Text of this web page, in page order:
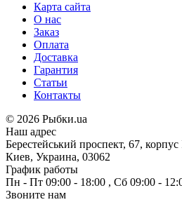
Карта сайта
О нас
Заказ
Оплата
Доставка
Гарантия
Статьи
Контакты
© 2026 Рыбки.ua
Наш адрес
Берестейський проспект, 67,
Киев, Украина, 03062
График работы
Пн - Пт 09:00 - 18:00 , Сб 09:00 -
Звоните нам